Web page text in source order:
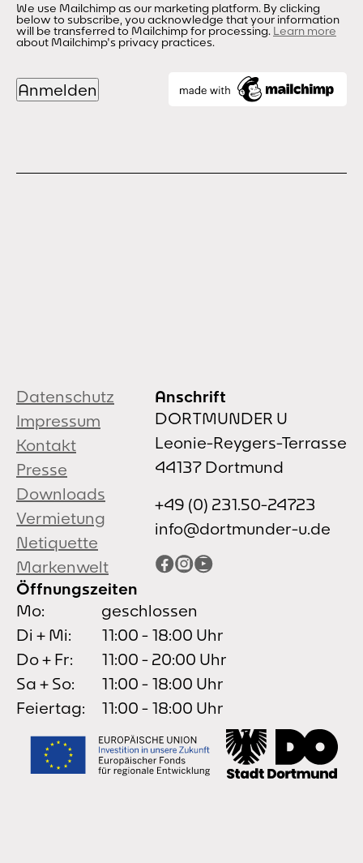
We use Mailchimp as our marketing platform. By clicking
below to subscribe, you acknowledge that your information
will be transferred to Mailchimp for processing. Learn more
about Mailchimp's privacy practices.
Datenschutz
Impressum
Kontakt
Presse
Downloads
Vermietung
Netiquette
Markenwelt
Anschrift
DORTMUNDER U
Leonie-Reygers-Terrasse
44137 Dortmund
+49 (0) 231.50-24723
info@dortmunder-u.de
Facebook
Instagram
YouTube
Öffnungszeiten
Mo:
geschlossen
Di + Mi:
11:00 - 18:00 Uhr
Do + Fr:
11:00 - 20:00 Uhr
Sa + So:
11:00 - 18:00 Uhr
Feiertag:
11:00 - 18:00 Uhr